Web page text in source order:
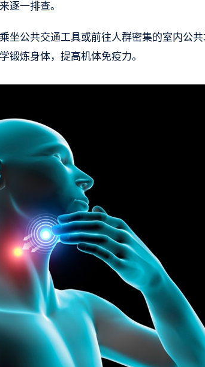
逐一排查。
坐公共交通工具或前往人群密集的室内公
锻炼身体，提高机体免疫力。